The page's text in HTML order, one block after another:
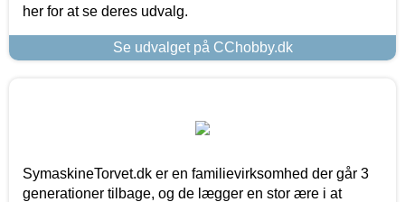
her for at se deres udvalg.
Se udvalget på CChobby.dk
SymaskineTorvet.dk er en familievirksomhed der går 3
generationer tilbage, og de lægger en stor ære i at